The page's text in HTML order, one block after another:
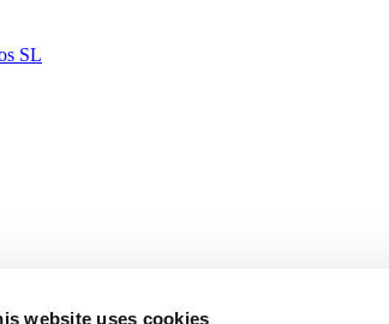
website uses cookies